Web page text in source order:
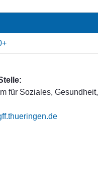
für Soziales, Gesundheit,